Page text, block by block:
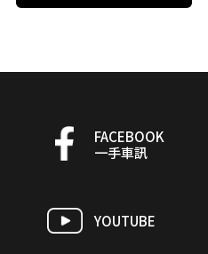
FACEBOOK
一手車訊
YOUTUBE